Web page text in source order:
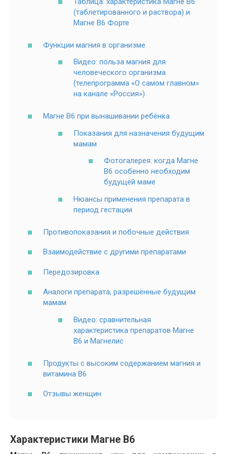
(таблетированного и раствора) и
Магне В6 Форте
Функции магния в организме
Видео: польза магния для
человеческого организма
(телепрограмма «О самом главном»
на канале «Россия»)
Магне В6 при вынашивании ребёнка
Показания для назначения будущим
мамам
Фотогалерея: когда Магне
В6 особенно необходим
будущей маме
Нюансы применения препарата в
период гестации
Противопоказания и побочные действия
Взаимодействие с другими препаратами
Передозировка
Аналоги препарата, разрешённые будущим
мамам
Видео: сравнительная
характеристика препаратов Магне
В6 и Магнелис
Продукты с высоким содержанием магния и
витамина В6
Отзывы женщин
Характеристики Магне В6